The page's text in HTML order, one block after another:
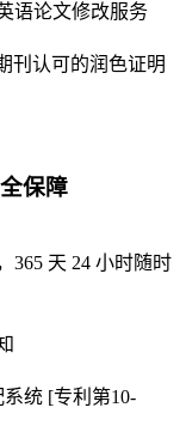
语论文修改服务
刊认可的润色证明
保障
365 天 24 小时随时
统 [专利第10-